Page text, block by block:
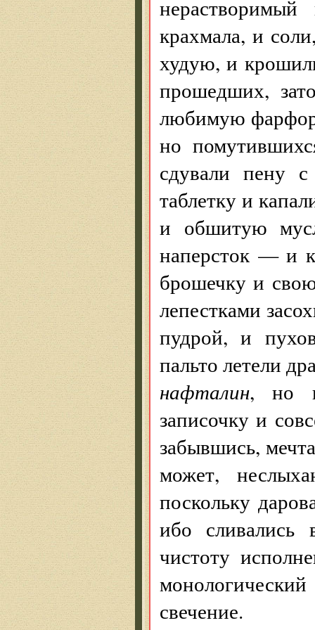
крахмала, и
худую, и
прошедших,
любимую
но
сдували пену с
таблетку и
и обшитую
наперсток — и
брошечку и
лепестками
пудрой, и
пальто летели
нафталин, но
записочку и
забывшись,
может,
поскольку
ибо
чистоту
свечение.